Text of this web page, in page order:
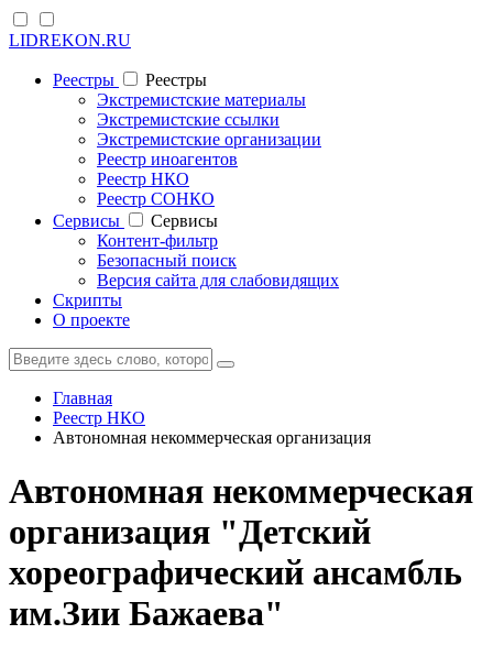
LIDREKON.RU
Реестры
Реестры
Экстремистские материалы
Экстремистские ссылки
Экстремистские организации
Реестр иноагентов
Реестр НКО
Реестр СОНКО
Cервисы
Cервисы
Контент-фильтр
Безопасный поиск
Версия сайта для слабовидящих
Скрипты
О проекте
Главная
Реестр НКО
Автономная некоммерческая организация
Автономная некоммерческая
организация "Детский
хореографический ансамбль
им.Зии Бажаева"